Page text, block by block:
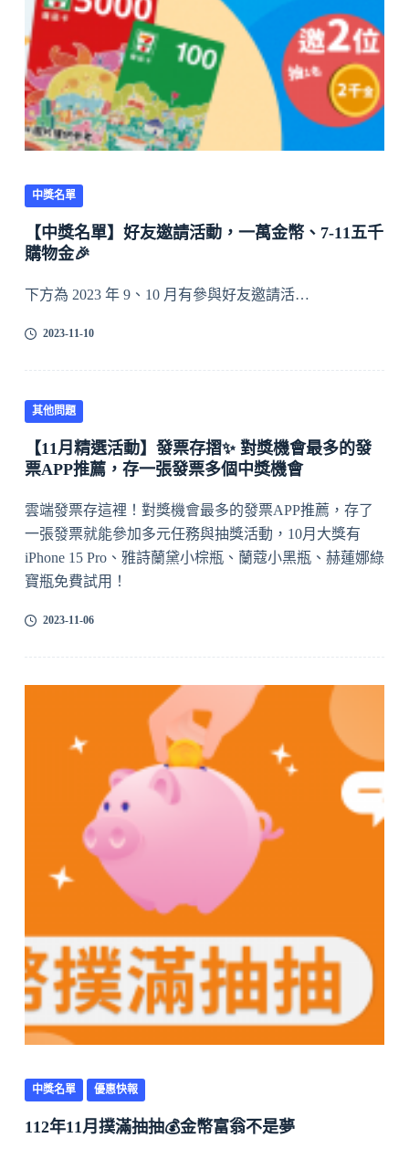
中獎名單
【中獎名單】好友邀請活動，一萬金幣、7-11五千
購物金🎉
下方為 2023 年 9、10 月有參與好友邀請活…
2023-11-10
其他問題
【11月精選活動】發票存摺✨ 對獎機會最多的發
票APP推薦，存一張發票多個中獎機會
雲端發票存這裡！對獎機會最多的發票APP推薦，存了
一張發票就能參加多元任務與抽獎活動，10月大獎有
iPhone 15 Pro、雅詩蘭黛小棕瓶、蘭蔻小黑瓶、赫蓮娜綠
寶瓶免費試用！
2023-11-06
中獎名單 優惠快報
112年11月撲滿抽抽💰金幣富翁不是夢